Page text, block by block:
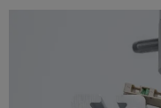
Transmission